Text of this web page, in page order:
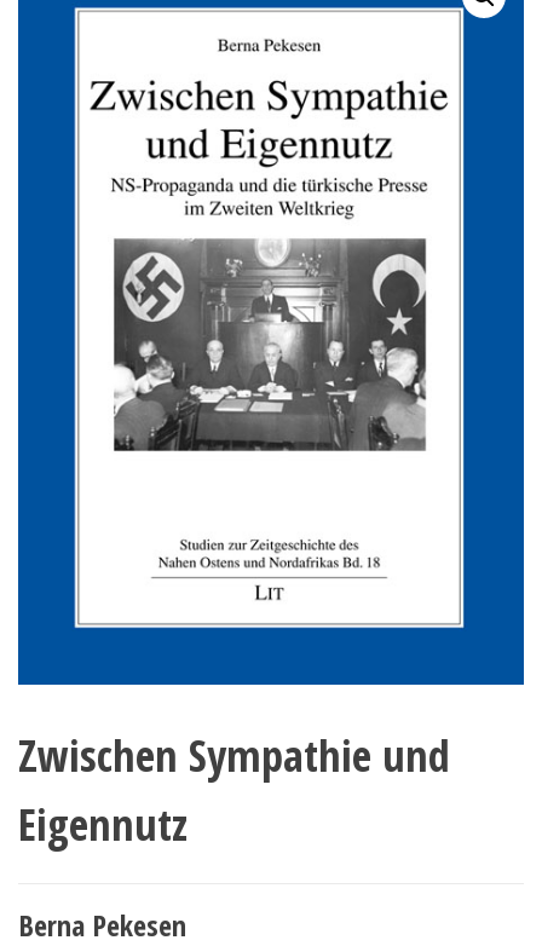
Zwischen Sympathie und
Eigennutz
Berna Pekesen